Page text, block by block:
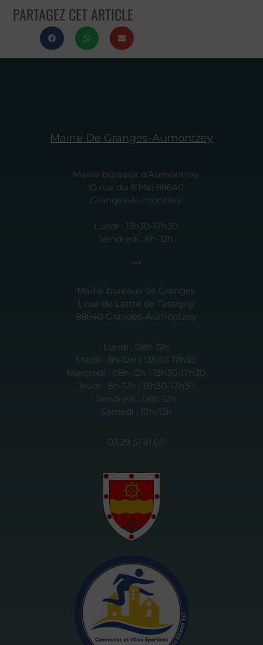
PARTAGEZ CET ARTICLE
Mairie De Granges-Aumontzey
Mairie bureaux d'Aumontzey
10 rue du 8 Mai 88640
Granges-Aumontzey
Lundi : 13h30-17h30
Vendredi : 8h-12h
***
Mairie bureaux de Granges
1, rue de Lattre de Tassigny
88640 Granges-Aumontzey
Lundi : 08h-12h
Mardi : 8h-12H | 13h30-17h30
Mercredi : 08h-12h | 13h30-17h30
Jeudi : 8h-12h | 13h30-17h30
Vendredi : 08h-12h
Samedi : 10h-12h
03 29 51 41 09